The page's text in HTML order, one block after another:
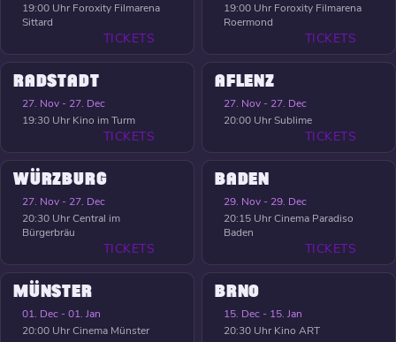
19:00 Uhr Foroxity Filmarena
Sittard
TICKETS
19:00 Uhr Foroxity Filmarena
Roermond
TICKETS
RADSTADT
27. Nov - 27. Dec
19:30 Uhr Kino im Turm
TICKETS
AFLENZ
27. Nov - 27. Dec
20:00 UhrSublime
TICKETS
WÜRZBURG
27. Nov - 27. Dec
20:30 UhrCentral im
Bürgerbräu
TICKETS
BADEN
29. Nov - 29. Dec
20:15 UhrCinema Paradiso
Baden
TICKETS
MÜNSTER
01. Dec - 01. Jan
20:00 UhrCinema Münster
BRNO
15. Dec - 15. Jan
20:30 Uhr Kino ART